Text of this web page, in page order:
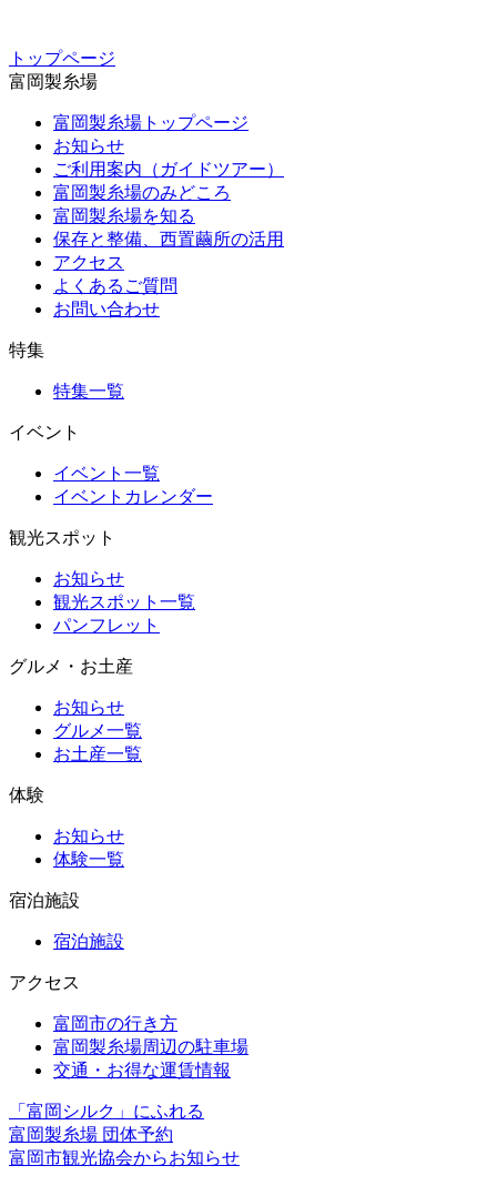
トップページ
富岡製糸場
富岡製糸場トップページ
お知らせ
ご利用案内（ガイドツアー）
富岡製糸場のみどころ
富岡製糸場を知る
保存と整備、西置繭所の活用
アクセス
よくあるご質問
お問い合わせ
特集
特集一覧
イベント
イベント一覧
イベントカレンダー
観光スポット
お知らせ
観光スポット一覧
パンフレット
グルメ・お土産
お知らせ
グルメ一覧
お土産一覧
体験
お知らせ
体験一覧
宿泊施設
宿泊施設
アクセス
富岡市の行き方
富岡製糸場周辺の駐車場
交通・お得な運賃情報
「富岡シルク」にふれる
富岡製糸場 団体予約
富岡市観光協会からお知らせ